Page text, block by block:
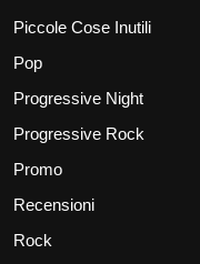
Piccole Cose Inutili
Pop
Progressive Night
Progressive Rock
Promo
Recensioni
Rock